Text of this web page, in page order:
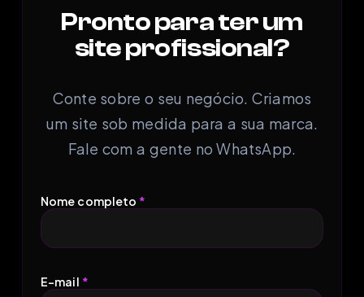
Pronto para ter um
site profissional?
Conte sobre o seu negócio. Criamos
um site sob medida para a sua marca.
Fale com a gente no WhatsApp.
Nome completo *
E-mail *